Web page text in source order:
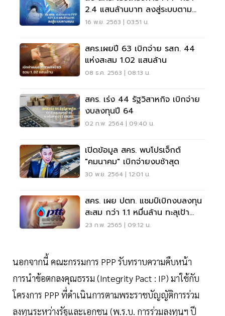
2.4 แสนล้านบาท ลงสู่ระบบตาม
แผน
16 พ.ย. 2563 | 03:51 น.
สคร.เผยปี 63 เบิกจ่าย รสก. 44
แห่งสะสม 1.02 แสนล้าน
08 ธ.ค. 2563 | 08:13 น.
สคร. เร่ง 44 รัฐวิสาหกิจ เบิกจ่าย
งบลงทุนปี 64
02 ก.พ. 2564 | 09:40 น.
เปิดข้อมูล สคร. พบโปรเจ็กต์
"คมนาคม" เบิกจ่ายงบช้าสุด
30 พ.ย. 2564 | 12:01 น.
สคร. เผย ปตท. แชมป์เบิกงบลงทุน
สะสม กว่า 1.1 หมื่นล้าน ทะลุเป้า
113%
23 ก.พ. 2565 | 09:12 น.
นอกจากนี้ คณะกรรมการ PPP รับทราบความคืบหน้า
การนำข้อตกลงคุณธรรม (Integrity Pact : IP) มาใช้กับ
โครงการ PPP ที่ดำเนินการตามพระราชบัญญัติการร่วม
ลงทุนระหว่างรัฐและเอกชน (พ.ร.บ. การร่วมลงทุนฯ ปี